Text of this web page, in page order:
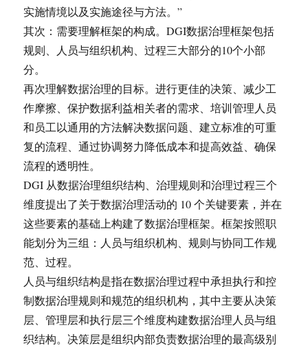
实施情境以及实施途径与方法。”
其次：需要理解框架的构成。DGI数据治理框架包括
规则、人员与组织机构、过程三大部分的10个小部
分。
再次理解数据治理的目标。进行更佳的决策、减少工
作摩擦、保护数据利益相关者的需求、培训管理人员
和员工以通用的方法解决数据问题、建立标准的可重
复的流程、通过协调努力降低成本和提高效益、确保
流程的透明性。
DGI 从数据治理组织结构、治理规则和治理过程三个
维度提出了关于数据治理活动的 10 个关键要素，并在
这些要素的基础上构建了数据治理框架。框架按照职
能划分为三组：人员与组织机构、规则与协同工作规
范、过程。
人员与组织结构是指在数据治理过程中承担执行和控
制数据治理规则和规范的组织机构，其中主要从决策
层、管理层和执行层三个维度构建数据治理人员与组
织结构。决策层是组织内部负责数据治理的最高级别